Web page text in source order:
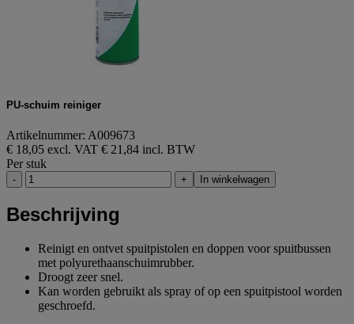
PU-schuim reiniger
Artikelnummer: A009673
€ 18,05 excl. VAT € 21,84 incl. BTW
Per stuk
- + In winkelwagen
Beschrijving
Reinigt en ontvet spuitpistolen en doppen voor spuitbussen
met polyurethaanschuimrubber.
Droogt zeer snel.
Kan worden gebruikt als spray of op een spuitpistool worden
geschroefd.